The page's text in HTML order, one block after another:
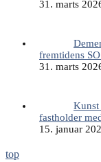
31. marts
fremtidens
31. marts
fastholder
15. januar
top